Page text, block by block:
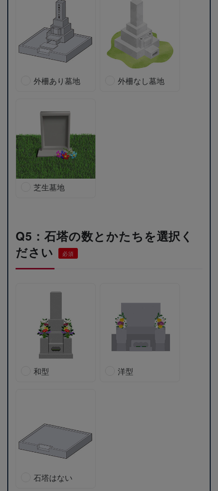
外柵あり墓地 外柵なし墓地
芝生墓地
Q5：石塔の数とかたちを選択く
ださい
必須
和型 洋型
石塔はない